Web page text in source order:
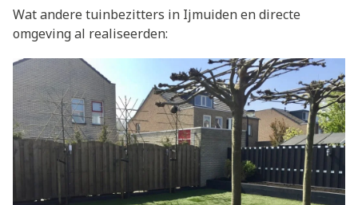
Wat andere tuinbezitters in Ijmuiden en directe
omgeving al realiseerden: